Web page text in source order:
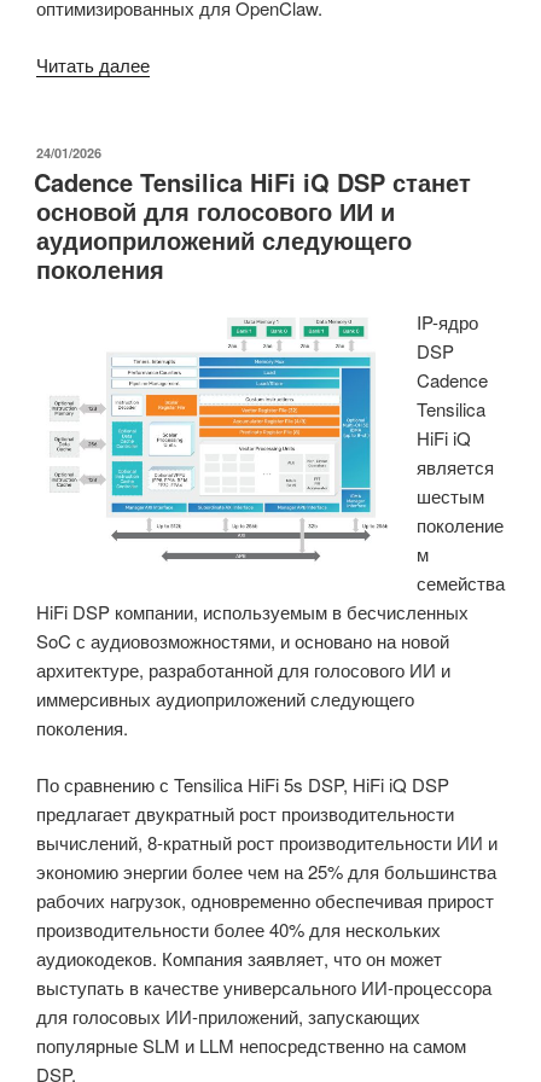
оптимизированных для OpenClaw.
Читать далее«Семейство
Armv9.2
ориентировано
на
развертывание
ОПУБЛИКОВАНО
24/01/2026
Cadence Tensilica HiFi iQ DSP станет
основой для голосового ИИ и
аудиоприложений следующего
поколения
IP-ядро
DSP
Cadence
Tensilica
HiFi iQ
является
шестым
поколение
м
семейства
HiFi DSP компании, используемым в бесчисленных
SoC с аудиовозможностями, и основано на новой
архитектуре, разработанной для голосового ИИ и
иммерсивных аудиоприложений следующего
поколения.
По сравнению с Tensilica HiFi 5s DSP, HiFi iQ DSP
предлагает двукратный рост производительности
вычислений, 8-кратный рост производительности ИИ и
экономию энергии более чем на 25% для большинства
рабочих нагрузок, одновременно обеспечивая прирост
производительности более 40% для нескольких
аудиокодеков. Компания заявляет, что он может
выступать в качестве универсального ИИ-процессора
для голосовых ИИ-приложений, запускающих
популярные SLM и LLM непосредственно на самом
DSP.